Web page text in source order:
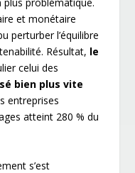
et monétaire
perturber l’équilibre
Résultat, le
celui des
bien plus vite
entreprises
atteint 280 % du
s’est